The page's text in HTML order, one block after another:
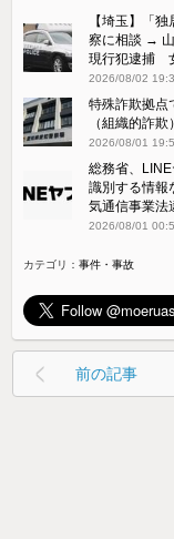
【埼玉】「
察に相談 →
現行犯逮捕
2026/08/02
特殊詐欺拠点
（組織的詐
2026/08/01
総務省、
識別する情報
気通信事業法
2026/08/01
カテゴリ：事件・事故
前の記事